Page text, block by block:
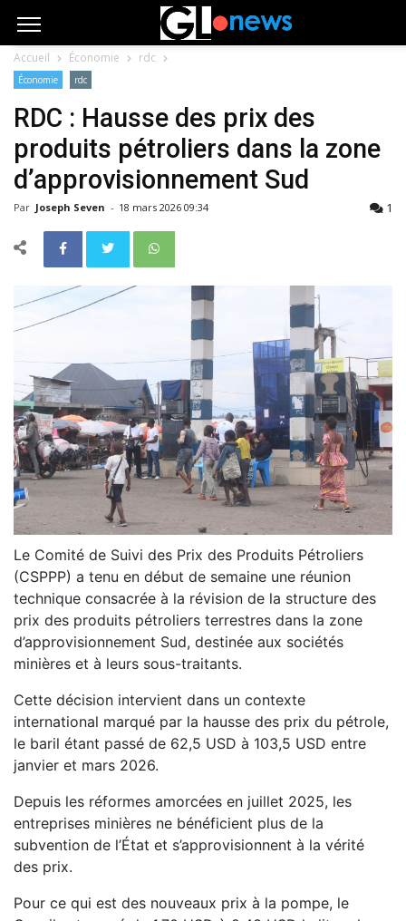
Accueil Économie rdc
Économie rdc
RDC : Hausse des prix des
produits pétroliers dans la zone
d’approvisionnement Sud
Par Joseph Seven - 18 mars 2026 09:34 1
Le Comité de Suivi des Prix des Produits Pétroliers
(CSPPP) a tenu en début de semaine une réunion
technique consacrée à la révision de la structure des
prix des produits pétroliers terrestres dans la zone
d’approvisionnement Sud, destinée aux sociétés
minières et à leurs sous-traitants.
Cette décision intervient dans un contexte
international marqué par la hausse des prix du pétrole,
le baril étant passé de 62,5 USD à 103,5 USD entre
janvier et mars 2026.
Depuis les réformes amorcées en juillet 2025, les
entreprises minières ne bénéficient plus de la
subvention de l’État et s’approvisionnent à la vérité
des prix.
Pour ce qui est des nouveaux prix à la pompe, le